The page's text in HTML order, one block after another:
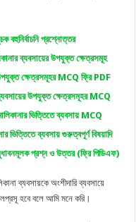
বহুনির্বাচনি প্রশ্নোত্তর
ব্যবসায়ের উপযুক্ত ক্ষেত্রসমূহ
ক্ষেত্রসমূহর MCQ ফ্রি PDF
উপযুক্ত ক্ষেত্রসমূহর MCQ
ভিত্তিতে ব্যবসায় MCQ
ভিত্তিতে ব্যবসায় গুরুত্বপূর্ণ বিষয়াদি
প্রশ্ন ও উত্তর (ফ্রি পিডিএফ)
ব্যবসায়কে অংশীদারি ব্যবসায়ে
হবে বলে আমি মনে করি।